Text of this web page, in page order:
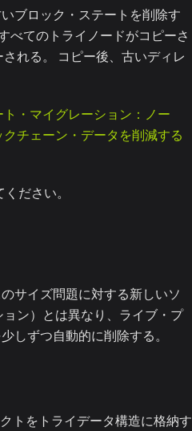
ブロック・ステートを削除す
べてのトライノードがコピーさ
れる。 コピー後、古いディレ
ト・マイグレーション：ノー
チェーン・データを削減する
ださい。
サイズ問題に対する新しいソ
ン）とは異なり、ライブ・プ
しずつ自動的に削除する。
トをトライデータ構造に格納す